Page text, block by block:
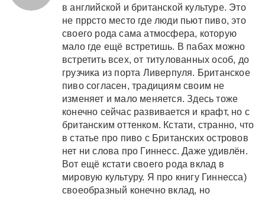
в английской и британской культуре. Это
не пррсто место где люди пьют пиво, это
своего рода сама атмосфера, которую
мало где ещё встретишь. В пабах можно
встретить всех, от титулованных особ, до
грузчика из порта Ливерпуля. Британское
пиво согласен, традициям своим не
изменяет и мало меняется. Здесь тоже
конечно сейчас развивается и крафт, но с
британским оттенком. Кстати, странно, что
в статье про пиво с Британских островов
нет ни слова про Гиннесс. Даже удивлён.
Вот ещё кстати своего рода вклад в
мировую культуру. Я про книгу Гиннесса)
своеобразный конечно вклад, но